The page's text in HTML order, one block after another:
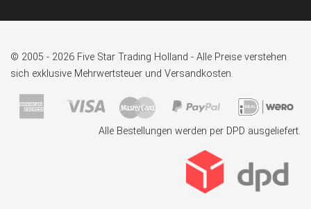
© 2005 - 2026 Five Star Trading Holland - Alle Preise verstehen
sich exklusive Mehrwertsteuer und Versandkosten.
Alle Bestellungen werden per DPD ausgeliefert.